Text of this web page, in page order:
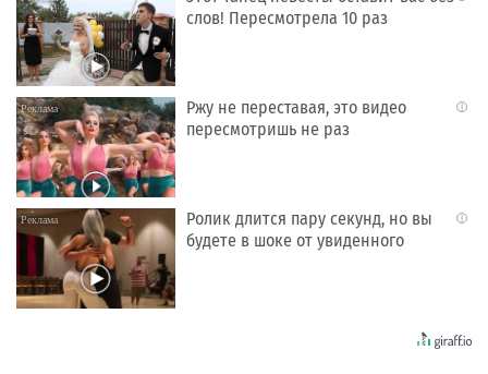
слов! Пересмотрела 10 раз
i
Ржу не переставая, это видео
пересмотришь не раз
i
Ролик длится пару секунд, но вы
будете в шоке от увиденного